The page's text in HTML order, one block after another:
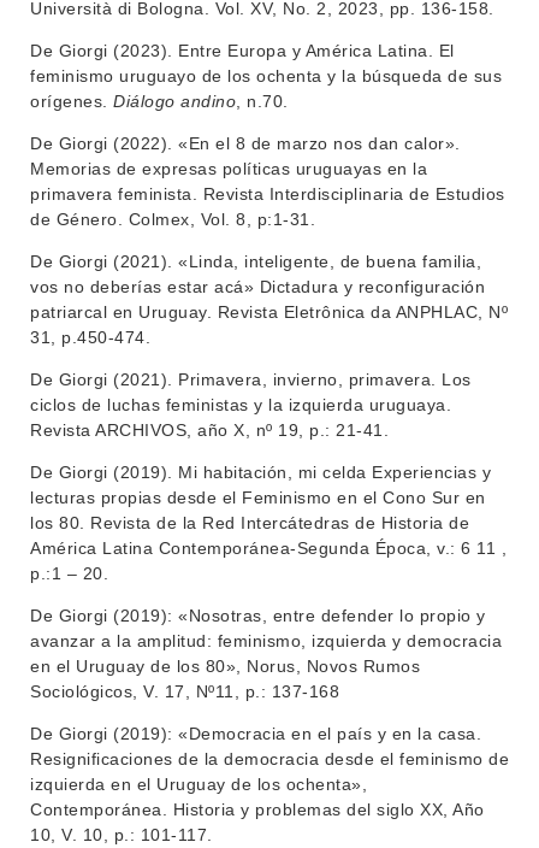
DEPARTAMENTOS
ENSEÑANZA
EXTENSIÓN
SERVICIOS
LLAMADOS
CONTACTO
EVA FCS
OFERTA DE GRADO
EDUCACIÓN PERMANENTE
MOVILIDAD ACADÉMICA
BIBLIOTECA
Università di Bologna. Vol. XV, No. 2, 2023, pp. 136-158.
De Giorgi (2023). Entre Europa y América Latina. El
feminismo uruguayo de los ochenta y la búsqueda de sus
orígenes. Diálogo andino, n.70.
De Giorgi (2022). «En el 8 de marzo nos dan calor».
Memorias de expresas políticas uruguayas en la
primavera feminista. Revista Interdisciplinaria de Estudios
de Género. Colmex, Vol. 8, p:1-31.
De Giorgi (2021). «Linda, inteligente, de buena familia,
vos no deberías estar acá» Dictadura y reconfiguración
patriarcal en Uruguay. Revista Eletrônica da ANPHLAC, Nº
31, p.450-474.
De Giorgi (2021). Primavera, invierno, primavera. Los
ciclos de luchas feministas y la izquierda uruguaya.
Revista ARCHIVOS, año X, nº 19, p.: 21-41.
De Giorgi (2019). Mi habitación, mi celda Experiencias y
lecturas propias desde el Feminismo en el Cono Sur en
los 80. Revista de la Red Intercátedras de Historia de
América Latina Contemporánea-Segunda Época, v.: 6 11 ,
p.:1 – 20.
De Giorgi (2019): «Nosotras, entre defender lo propio y
avanzar a la amplitud: feminismo, izquierda y democracia
en el Uruguay de los 80», Norus, Novos Rumos
Sociológicos, V. 17, Nº11, p.: 137-168
De Giorgi (2019): «Democracia en el país y en la casa.
Resignificaciones de la democracia desde el feminismo de
izquierda en el Uruguay de los ochenta»,
Contemporánea. Historia y problemas del siglo XX, Año
10, V. 10, p.: 101-117.